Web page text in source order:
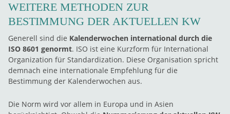
WEITERE METHODEN ZUR
BESTIMMUNG DER AKTUELLEN KW
Generell sind die Kalenderwochen international durch die
ISO 8601 genormt. ISO ist eine Kurzform für International
Organization für Standardization. Diese Organisation spricht
demnach eine internationale Empfehlung für die
Bestimmung der Kalenderwochen aus.
Die Norm wird vor allem in Europa und in Asien